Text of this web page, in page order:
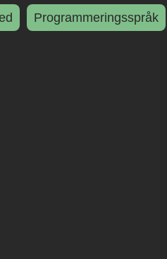
Programmeringsspråk